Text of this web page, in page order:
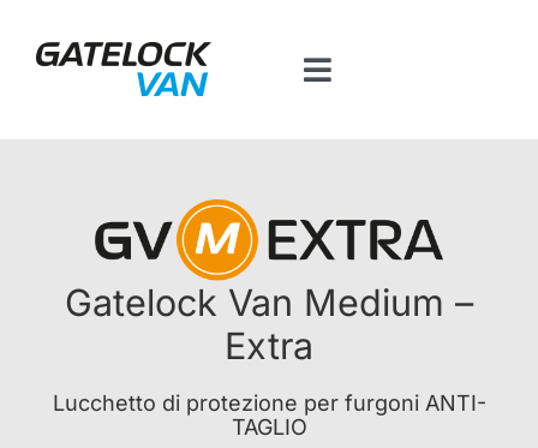
Toggle
Prodotti per veicolo
Contatti
Gatelock Van Medium –
Extra
Lucchetto di protezione per furgoni ANTI-
TAGLIO